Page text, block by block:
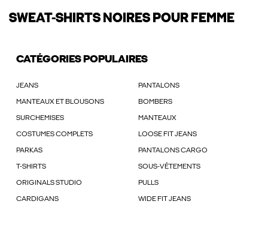
SWEAT-SHIRTS NOIRES POUR FEMME
CATÉGORIES POPULAIRES
JEANS PANTALONS
MANTEAUX ET BLOUSONS BOMBERS
SURCHEMISES MANTEAUX
COSTUMES COMPLETS LOOSE FIT JEANS
PARKAS PANTALONS CARGO
T-SHIRTS SOUS-VÊTEMENTS
ORIGINALS STUDIO PULLS
CARDIGANS WIDE FIT JEANS